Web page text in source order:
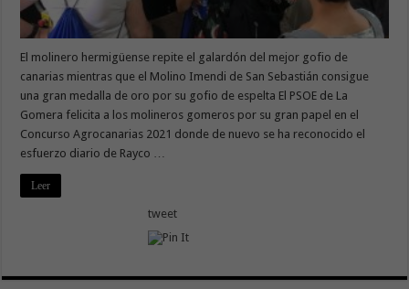
El molinero hermigüense repite el galardón del mejor gofio de
canarias mientras que el Molino Imendi de San Sebastián consigue
una gran medalla de oro por su gofio de espelta El PSOE de La
Gomera felicita a los molineros gomeros por su gran papel en el
Concurso Agrocanarias 2021 donde de nuevo se ha reconocido el
esfuerzo diario de Rayco …
Leer
tweet